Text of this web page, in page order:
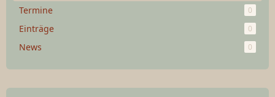
Termine 0
Einträge 0
News 0